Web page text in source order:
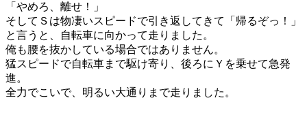
「やめろ、離せ！」
そしてＳは物凄いスピードで引き返してきて「帰るぞっ！」
と言うと、自転車に向かって走りました。
俺も腰を抜かしている場合ではありません。
猛スピードで自転車まで駆け寄り、後ろにＹを乗せて急発
進。
全力でこいで、明るい大通りまで走りました。